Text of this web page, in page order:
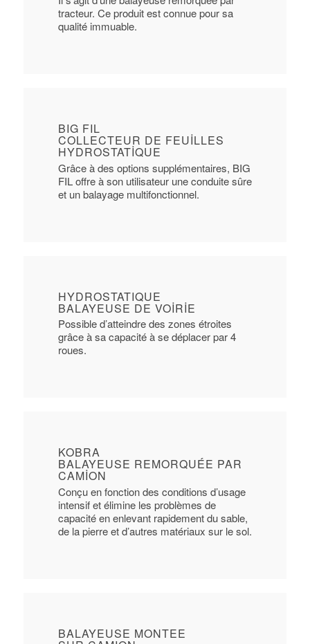
tracteur. Ce produit est connue pour sa
qualité immuable.
BIG FIL
COLLECTEUR DE FEUILLES
HYDROSTATIQUE
Grâce à des options supplémentaires, BIG
FIL offre à son utilisateur une conduite sûre
et un balayage multifonctionnel.
HYDROSTATIQUE
BALAYEUSE DE VOIRIE
Possible d’atteindre des zones étroites
grâce à sa capacité à se déplacer par 4
roues.
KOBRA
BALAYEUSE REMORQUÉE PAR
CAMION
Conçu en fonction des conditions d’usage
intensif et élimine les problèmes de
capacité en enlevant rapidement du sable,
de la pierre et d’autres matériaux sur le sol.
BALAYEUSE MONTEE